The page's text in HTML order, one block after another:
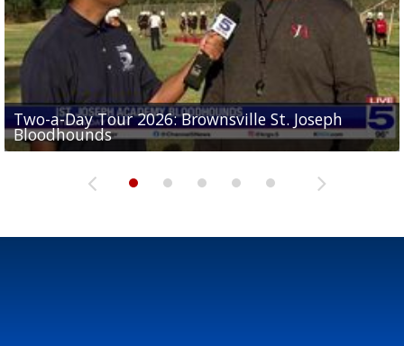
Two-a-Day Tour 2026: Brownsville St. Joseph
Bloodhounds
Two-a-Day Tour 2026: St. Joseph Academy
Bloodhounds
Two-a-Day Tour 2026: Sharyland Rattlers
Sit-down interview with UTRGV wide receiver
Tavian Cord
Two-a-Day Tour 2026: Raymondville Bearkats